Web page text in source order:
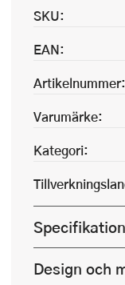
SKU:
EAN:
Artikelnummer:
Varumärke:
Kategori:
Design och